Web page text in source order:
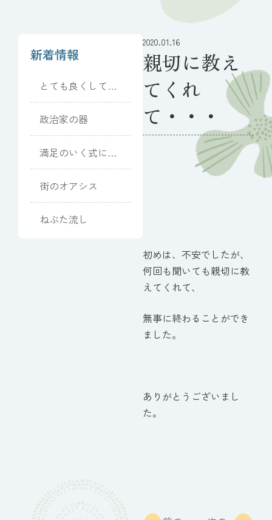
新着情報
とても良くしてい
ただきました
政治家の器
満足のいく式にな
りました
街のオアシス
ねぶた流し
2020.01.16
親切に教え
てくれ
て・・・
初めは、不安でしたが、
何回も聞いても親切に教
えてくれて、
無事に終わることができ
ました。
ありがとうございまし
た。